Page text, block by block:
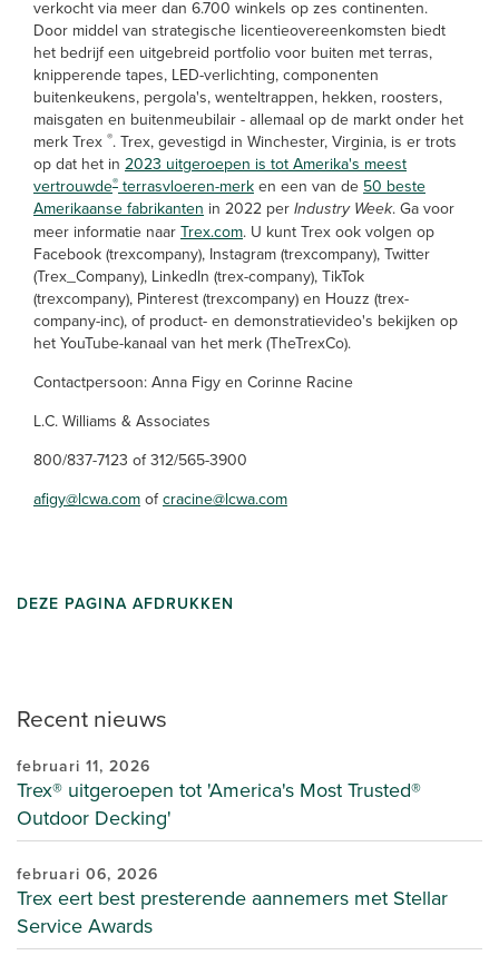
Recent nieuws
februari 11, 2026
Trex® uitgeroepen tot 'America's Most Trusted®
Outdoor Decking'
februari 06, 2026
Trex eert best presterende aannemers met Stellar
Service Awards
verkocht via meer dan 6.700 winkels op zes continenten.
Door middel van strategische licentieovereenkomsten biedt
het bedrijf een uitgebreid portfolio voor buiten met terras,
knipperende tapes, LED-verlichting, componenten
buitenkeukens, pergola's, wenteltrappen, hekken, roosters,
maisgaten en buitenmeubilair - allemaal op de markt onder het
merk Trex ®. Trex, gevestigd in Winchester, Virginia, is er trots
op dat het in 2023 uitgeroepen is tot Amerika's meest
vertrouwde® terrasvloeren-merk en een van de 50 beste
Amerikaanse fabrikanten in 2022 per Industry Week. Ga voor
meer informatie naar Trex.com. U kunt Trex ook volgen op
Facebook (trexcompany), Instagram (trexcompany), Twitter
(Trex_Company), LinkedIn (trex-company), TikTok
(trexcompany), Pinterest (trexcompany) en Houzz (trex-
company-inc), of product- en demonstratievideo's bekijken op
het YouTube-kanaal van het merk (TheTrexCo).
Contactpersoon: Anna Figy en Corinne Racine
L.C. Williams & Associates
800/837-7123 of 312/565-3900
afigy@lcwa.com ofcracine@lcwa.com
DEZE PAGINA AFDRUKKEN